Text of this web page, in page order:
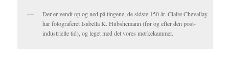
Der er vendt op og ned på tingene, de sidste 150 år. Claire Chevallay
har fotograferet Isabella K. Hübshcmann (før og efter den post-
industrielle tid), og leget med det vores mørkekammer.